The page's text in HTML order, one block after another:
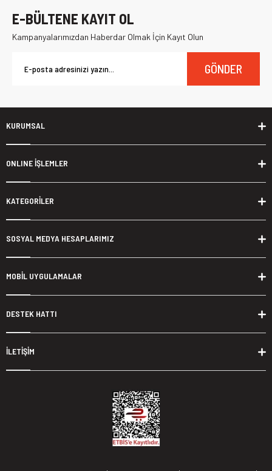
E-BÜLTENE KAYIT OL
Kampanyalarımızdan Haberdar Olmak İçin Kayıt Olun
GÖNDER
KURUMSAL
ONLINE İŞLEMLER
KATEGORİLER
SOSYAL MEDYA HESAPLARIMIZ
MOBİL UYGULAMALAR
DESTEK HATTI
İLETİŞİM